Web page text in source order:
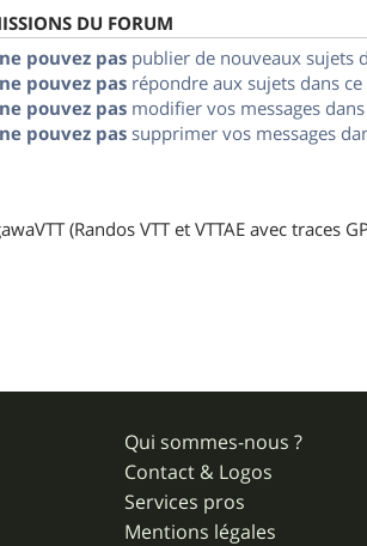
DU FORUM
ne pouvez pas publier de nouveaux sujets
ne pouvez pas répondre aux sujets dans
ne pouvez pas modifier vos messages
ne pouvez pas supprimer vos messages
(Randos VTT et VTTAE avec traces
Qui sommes-nous ?
Contact & Logos
Services pros
Mentions légales